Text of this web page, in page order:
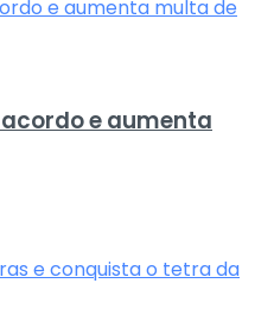
e aumenta